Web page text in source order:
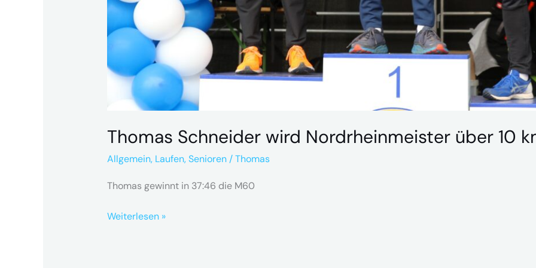
Thomas Schneider wird Nordrheinmeister über 10
Allgemein, Laufen,Senioren/Thomas
Thomas gewinnt in 37:46 die M60
Weiterlesen »